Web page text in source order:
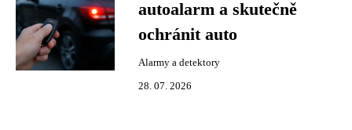
autoalarm a skutečně
ochránit auto
Alarmy a detektory
28. 07. 2026